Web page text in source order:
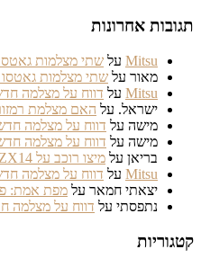
תגובות אחרונות
Mitsu על שתי מצלמות
מאור על שתי מצלמות
Mitsu על דווח על מצלמה
ישראל. על האם מצלמת
מישה על דווח על מצלמה
מישה על דווח על מצלמה
בריאן על מיצו רוכב על Kawasaki ZX14 (מודל 2009)
Mitsu על דווח על מצלמה
יצאתי חמאר על מפת אמת:
נתפסתי על דווח על מצלמה
קטגוריות